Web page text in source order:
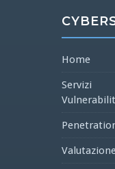
Home
Servizi